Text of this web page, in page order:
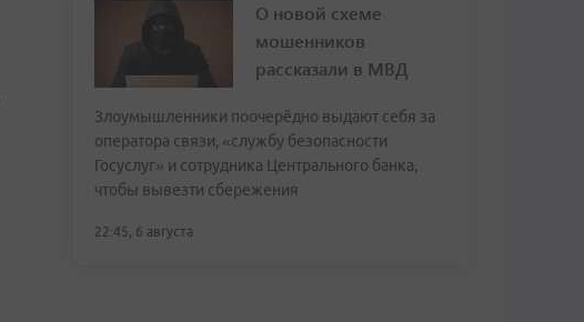
О новой схеме
мошенников
рассказали в МВД
Злоумышленники поочерёдно выдают себя за
оператора связи, «службу безопасности
Госуслуг» и сотрудника Центрального банка,
чтобы вывезти сбережения
22:45, 6 августа